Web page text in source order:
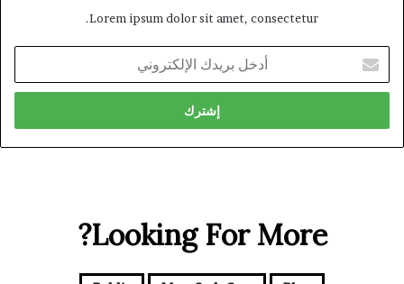
Lorem ipsum dolor sit amet, consectetur.
بريدك
الإلكتروني
Looking For More?